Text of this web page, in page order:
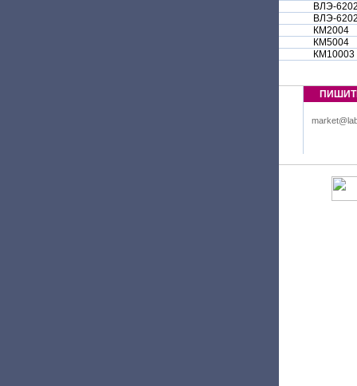
ВЛЭ-
ВЛЭ-
КМ2004
КМ5004
КМ10003